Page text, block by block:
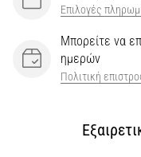
Επιλογές
Μπορείτε να
ημερών
Πολιτική